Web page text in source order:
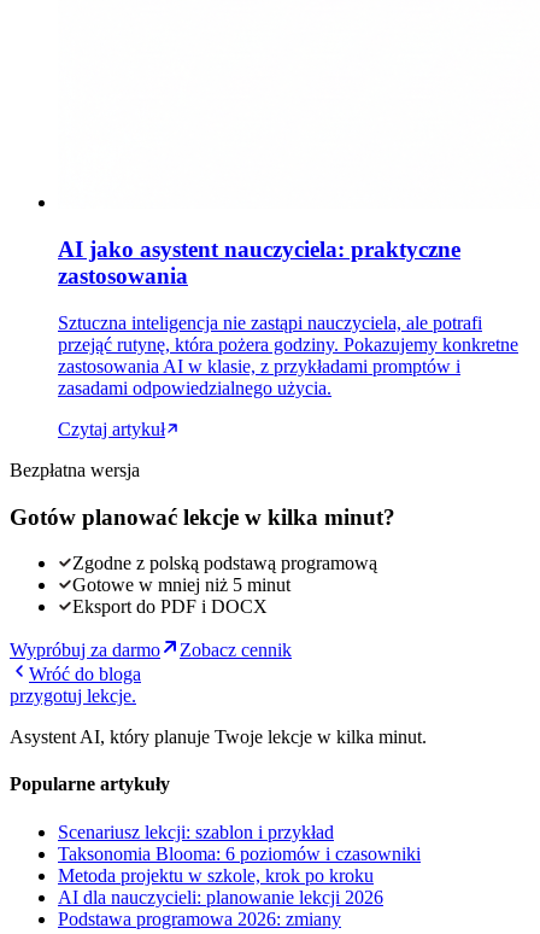
AI jako asystent nauczyciela: praktyczne
zastosowania
Sztuczna inteligencja nie zastąpi nauczyciela, ale potrafi
przejąć rutynę, która pożera godziny. Pokazujemy konkretne
zastosowania AI w klasie, z przykładami promptów i
zasadami odpowiedzialnego użycia.
Czytaj artykuł
Bezpłatna wersja
Gotów planować lekcje w kilka minut?
Zgodne z polską podstawą programową
Gotowe w mniej niż 5 minut
Eksport do PDF i DOCX
Wypróbuj za darmo
Zobacz cennik
Wróć do bloga
przygotuj lekcje.
Asystent AI, który planuje Twoje lekcje w kilka minut.
Popularne artykuły
Scenariusz lekcji: szablon i przykład
Taksonomia Blooma: 6 poziomów i czasowniki
Metoda projektu w szkole, krok po kroku
AI dla nauczycieli: planowanie lekcji 2026
Podstawa programowa 2026: zmiany